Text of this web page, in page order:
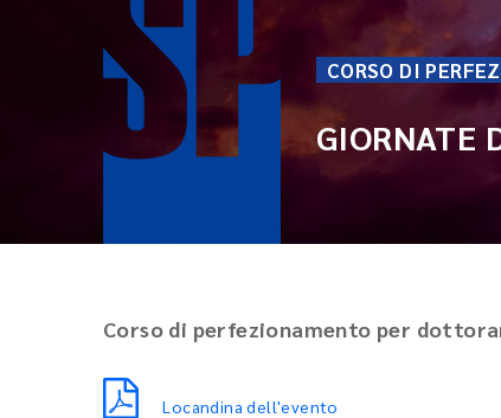
CORSO DI
GIORNATE
Corso di perfezionamento per
Locandina dell'evento